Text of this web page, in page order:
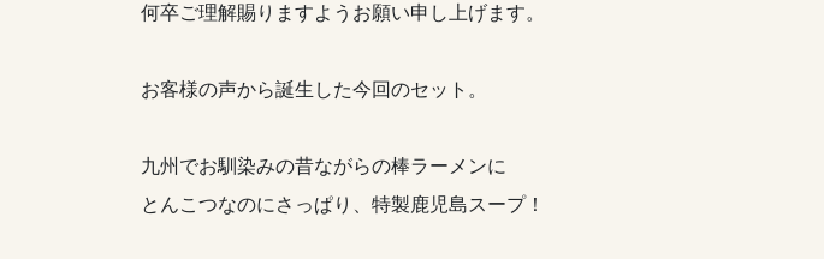
何卒ご理解賜りますようお願い申し上げます。
お客様の声から誕生した今回のセット。
九州でお馴染みの昔ながらの棒ラーメンに
とんこつなのにさっぱり、特製鹿児島スープ！